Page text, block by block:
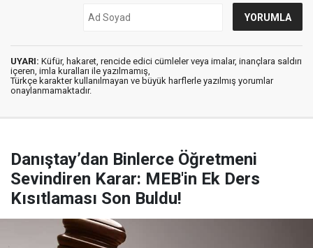
UYARI: Küfür, hakaret, rencide edici cümleler veya imalar, inançlara saldırı
içeren, imla kuralları ile yazılmamış,
Türkçe karakter kullanılmayan ve büyük harflerle yazılmış yorumlar
onaylanmamaktadır.
Danıştay’dan Binlerce Öğretmeni
Sevindiren Karar: MEB'in Ek Ders
Kısıtlaması Son Buldu!